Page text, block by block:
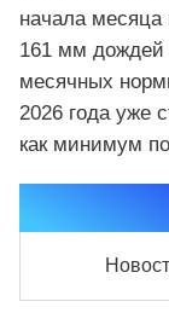
начала месяца
161 мм дождей
месячных
2026 года уже
как минимум